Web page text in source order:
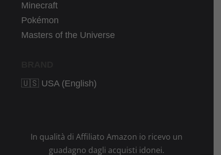
Minecraft
Pokémon
Masters of the Universe
🇺🇸 USA (English)
In qualità di Affiliato Amazon io ricevo un
guadagno dagli acquisti idonei.